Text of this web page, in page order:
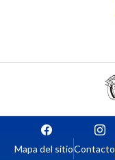
Mapa del sitioContacto